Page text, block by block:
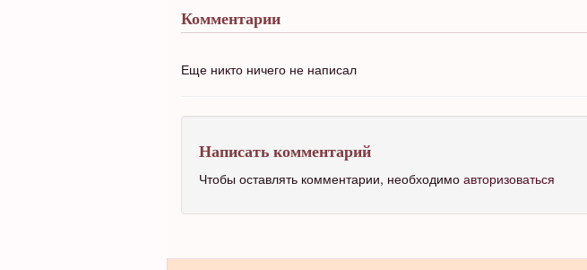
Комментарии
Еще никто ничего не написал
Написать комментарий
Чтобы оставлять комментарии, необходимо авторизоваться